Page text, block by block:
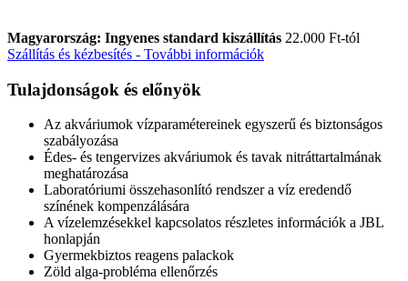
Magyarország: Ingyenes standard kiszállítás 22.000 Ft-tól
Szállítás és kézbesítés - További információk
Tulajdonságok és előnyök
Az akváriumok vízparamétereinek egyszerű és biztonságos
szabályozása
Édes- és tengervizes akváriumok és tavak nitráttartalmának
meghatározása
Laboratóriumi összehasonlító rendszer a víz eredendő
színének kompenzálására
A vízelemzésekkel kapcsolatos részletes információk a JBL
honlapján
Gyermekbiztos reagens palackok
Zöld alga-probléma ellenőrzés